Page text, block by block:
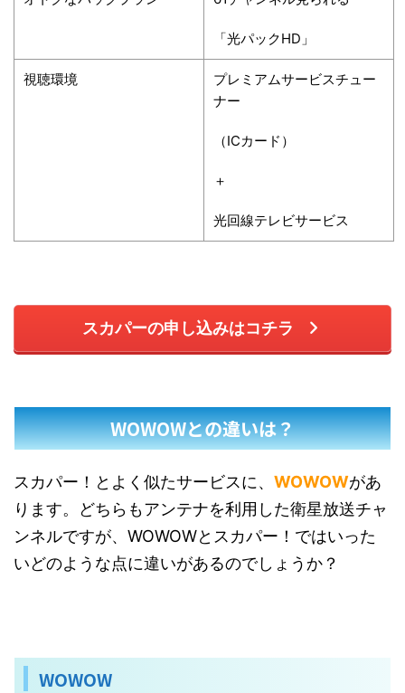
「光パックHD」
視聴環境
プレミアムサービスチュー
ナー
（ICカード）
＋
光回線テレビサービス
スカパーの申し込みはコチラ
WOWOWとの違いは？
スカパー！とよく似たサービスに、 WOWOWがあ
ります。どちらもアンテナを利用した衛星放送チャ
ンネルですが、WOWOWとスカパー！ではいった
いどのような点に違いがあるのでしょうか？
WOWOW